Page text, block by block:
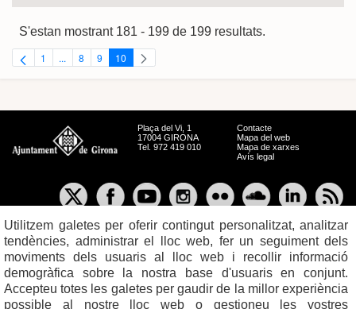
S'estan mostrant 181 - 199 de 199 resultats.
Pàgina
1 ...Pàgines intermèdies Utilitzeu TAB per navegar.
Pàgina
8 Pàgina
9 Pàgina
10
Plaça del Vi, 1
17004 GIRONA
Tel. 972 419 010
Contacte
Mapa del web
Mapa de xarxes
Avís legal
Utilitzem galetes per oferir contingut personalitzat, analitzar
tendències, administrar el lloc web, fer un seguiment dels
moviments dels usuaris al lloc web i recollir informació
demogràfica sobre la nostra base d'usuaris en conjunt.
Accepteu totes les galetes per gaudir de la millor experiència
possible al nostre lloc web o gestioneu les vostres